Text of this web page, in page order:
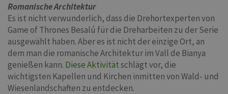
Romanische Architektur
Es ist nicht verwunderlich, dass die Drehortexperten von
Game of Thrones Besalú für die Dreharbeiten zu der Serie
ausgewählt haben. Aber es ist nicht der einzige Ort, an
dem man die romanische Architektur im Vall de Bianya
genießen kann. Diese Aktivitätschlägt vor, die
wichtigsten Kapellen und Kirchen inmitten von Wald- und
Wiesenlandschaften zu entdecken.